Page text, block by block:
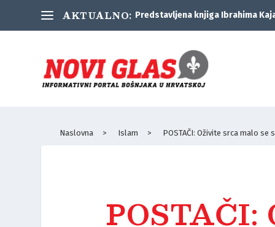
AKTUALNO: Predstavljena knjiga Ibrahima
Naslovna > Islam > POSTAČI: Oživite srca malo
POSTAČI: